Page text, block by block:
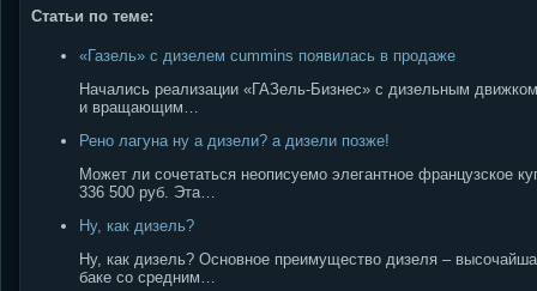
Статьи по теме:
«Газель» с дизелем cummins появилась в продаже
Начались реализации «ГАЗель-Бизнес» с дизельным
и вращающим…
Рено лагуна ну а дизели? а дизели позже!
Может ли сочетаться неописуемо элегантное французское
336 500 руб. Эта…
Ну, как дизель?
Ну, как дизель? Основное преимущество дизеля –
баке со средним…